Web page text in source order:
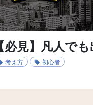
【必見】凡人で
考え方 初心者